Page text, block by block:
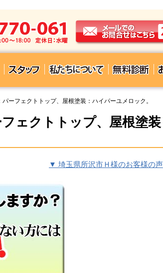
ーフェクトトップ、屋根塗装：ハイパーユメロック。
ェクトトップ、屋根塗装
▼ 埼玉県所沢市Ｈ様のお客様の